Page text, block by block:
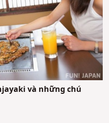
và những chú